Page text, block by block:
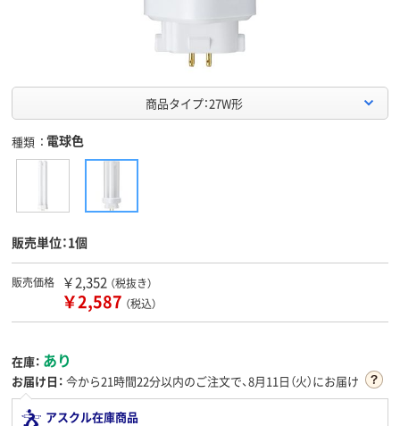
商品タイプ：27W形
種類 電球色
販売単位：1個
販売価格 ￥2,352 （税抜き）
￥2,587 （税込）
在庫： あり
お届け日： 今から21時間22分以内のご注文で、8月11日（火）にお届け
アスクル在庫商品